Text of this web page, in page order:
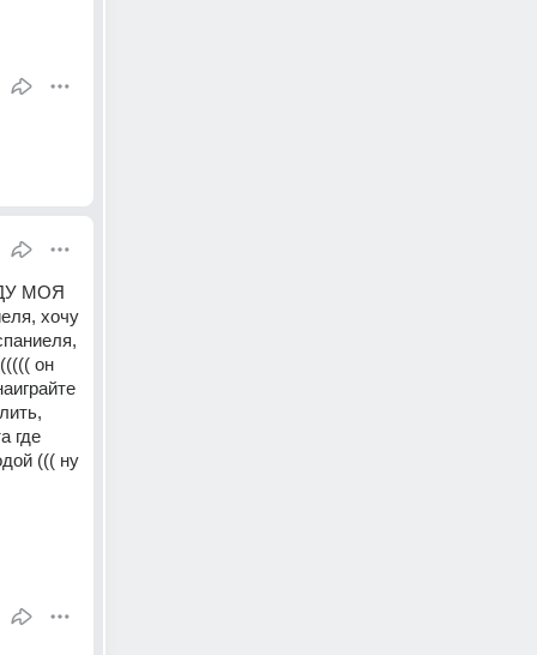
МОЯ
хочу
он
где
((( ну